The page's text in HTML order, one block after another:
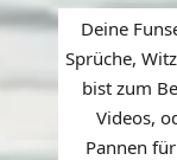
Deine
Sprüche,
bist zum
Videos,
Pannen